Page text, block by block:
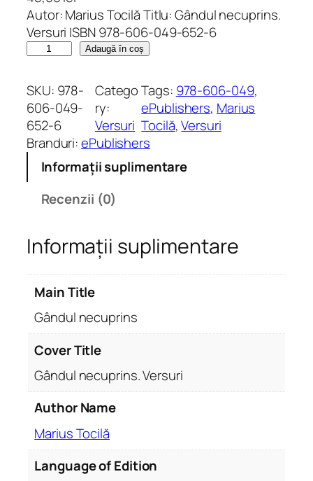
Autor: Marius Tocilă Titlu: Gândul necuprins.
Versuri ISBN 978-606-049-652-6
n
t
i
t
a
n
d
u
e
s
Adaugă în coș
SKU: 978-
606-049-
652-6
Catego
ry:
Versuri
Tags: 978-606-049
ePublishers, Marius
Tocilă, Versuri
Branduri:ePublishers
Informații suplimentare
Recenzii (0)
Informații suplimentare
Main Title
Gândul necuprins
Cover Title
Gândul necuprins. Versuri
Author Name
Marius Tocilă
Language of Edition